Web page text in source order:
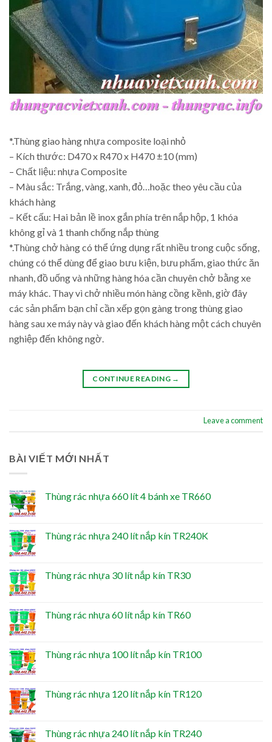
*.Thùng giao hàng nhựa composite loại nhỏ
– Kích thước: D470 x R470 x H470 ±10 (mm)
– Chất liệu: nhựa Composite
– Màu sắc: Trắng, vàng, xanh, đỏ…hoặc theo yêu cầu của
khách hàng
– Kết cấu: Hai bản lề inox gắn phía trên nắp hộp, 1 khóa
không gỉ và 1 thanh chống nắp thùng
*.Thùng chở hàng có thể ứng dụng rất nhiều trong cuộc sống,
chúng có thể dùng để giao bưu kiện, bưu phẩm, giao thức ăn
nhanh, đồ uống và những hàng hóa cần chuyên chở bằng xe
máy khác. Thay vì chở nhiều món hàng cồng kềnh, giờ đây
các sản phẩm bạn chỉ cần xếp gọn gàng trong thùng giao
hàng sau xe máy này và giao đến khách hàng một cách chuyên
nghiệp đến không ngờ.
CONTINUE READING →
Leave a comment
BÀI VIẾT MỚI NHẤT
Thùng rác nhựa 660 lít 4 bánh xe TR660
Thùng rác nhựa 240 lít nắp kín TR240K
Thùng rác nhựa 30 lít nắp kín TR30
Thùng rác nhựa 60 lít nắp kín TR60
Thùng rác nhựa 100 lít nắp kín TR100
Thùng rác nhựa 120 lít nắp kín TR120
Thùng rác nhựa 240 lít nắp kín TR240